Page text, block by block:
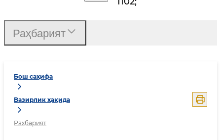
Бош саҳифа
Вазирлик ҳақида
Раҳбарият
Раҳбарият